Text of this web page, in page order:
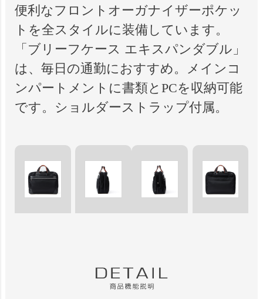
便利なフロントオーガナイザーポケッ
トを全スタイルに装備しています。
「ブリーフケース エキスパンダブル」
は、毎日の通勤におすすめ。メインコ
ンパートメントに書類とPCを収納可能
です。ショルダーストラップ付属。